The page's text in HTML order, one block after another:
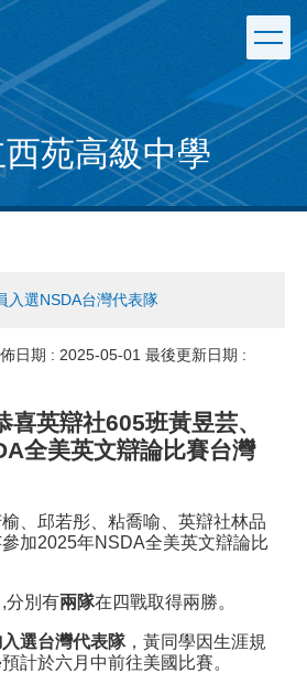
苑高級中學
入選NSDA台灣代表隊
日期 : 2025-05-01 最後更新日期 :
英辯社605班黃昱芸、
全美英文辯論比賽台灣
、邱若彤、粘喬喻、英辯社林品
加2025年NSDA全美英文辯論比
分別有兩隊在四戰取得兩勝。
選台灣代表隊 ，黃同學因生涯規
計於六月中前往美國比賽。